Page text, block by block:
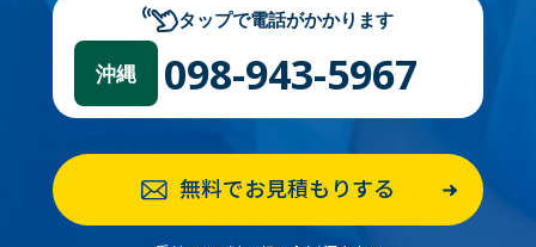
タップで電話がかかります
沖縄 098-943-5967
無料でお見積もりする